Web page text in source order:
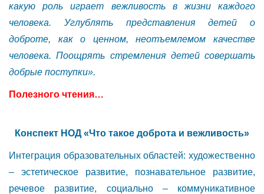
какую роль играет вежливость в жизни каждого
человека. Углублять представления детей о
доброте, как о ценном, неотъемлемом качестве
человека. Поощрять стремления детей совершать
добрые поступки».
Полезного чтения…
Конспект НОД «Что такое доброта и вежливость»
Интеграция образовательных областей: художественно
– эстетическое развитие, познавательное развитие,
речевое развитие, социально – коммуникативное